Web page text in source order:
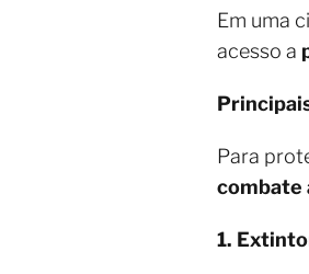
Em uma
acesso a
Para
combate
1.